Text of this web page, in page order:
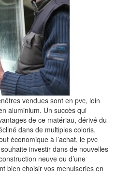
vendues sont en pvc, loin
aluminium. Un succès qui
de ce matériau, dérivé du
dans de multiples coloris,
économique à l’achat, le pvc
investir dans de nouvelles
neuve ou d’une
bien choisir vos menuiseries en